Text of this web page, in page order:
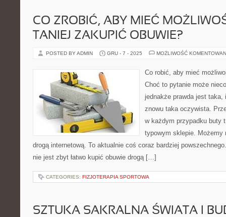
CO ZROBIĆ, ABY MIEĆ
TANIEJ ZAKUPIĆ OBUWIE?
POSTED BY ADMIN GRU - 7 - 2025 MOŻLIWOŚĆ
Co robić, aby mieć
Choć to pytanie może
jednakże prawda jest
znowu taka oczywista.
w każdym przypadku buty
typowym sklepie. Możemy
drogą internetową. To aktualnie coś coraz bardziej
nie jest zbyt łatwo kupić obuwie drogą […]
CATEGORIES: FIZJOTERAPIA SPORTOWA
SZTUKA SAKRALNA ŚWIATA I